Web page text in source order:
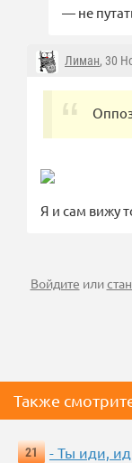
— не
Лиман, 30
Я и сам вижу
Войдите или
Также
21 - Ты иди,